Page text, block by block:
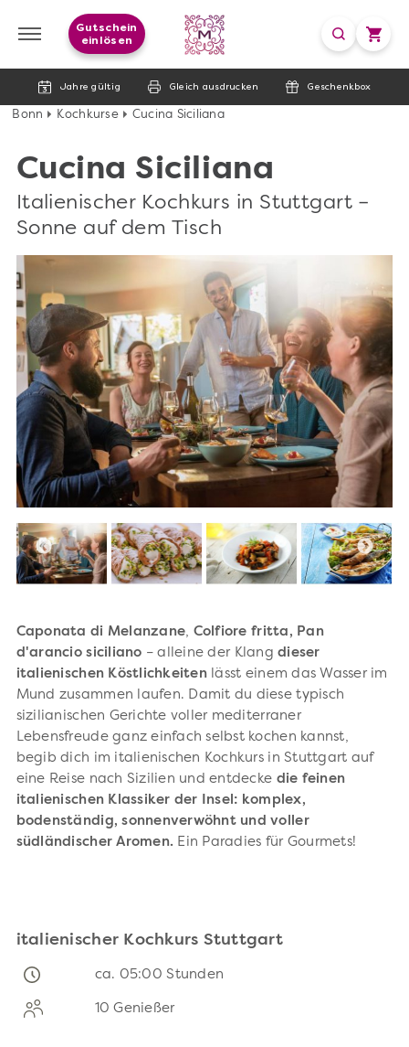
Jahre gültig Gleich ausdrucken Geschenkbox
Gutschein
einlösen
Bonn Kochkurse Cucina Siciliana
Cucina Siciliana
Italienischer Kochkurs in Stuttgart –
Sonne auf dem Tisch
Caponata di Melanzane, Colfiore fritta, Pan
d'arancio siciliano – alleine der Klangdieser
italienischen Köstlichkeitenlässt einem das Wasser im
Mund zusammen laufen. Damit du diese typisch
sizilianischen Gerichte voller mediterraner
Lebensfreude ganz einfach selbst kochen kannst,
begib dich im italienischen Kochkurs in Stuttgart auf
eine Reise nach Sizilien und entdecke die feinen
italienischen Klassiker der Insel: komplex,
bodenständig, sonnenverwöhnt und voller
südländischer Aromen. Ein Paradies für Gourmets!
italienischer Kochkurs Stuttgart
ca. 05:00 Stunden
10 Genießer